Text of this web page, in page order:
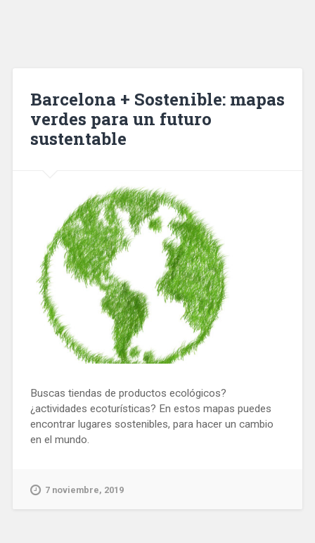
Barcelona + Sostenible: mapas
verdes para un futuro
sustentable
Buscas tiendas de productos ecológicos?
¿actividades ecoturísticas? En estos mapas puedes
encontrar lugares sostenibles, para hacer un cambio
en el mundo.
7 noviembre, 2019